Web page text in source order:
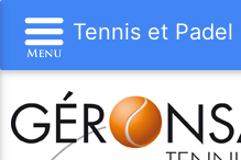
Tennis et Padel